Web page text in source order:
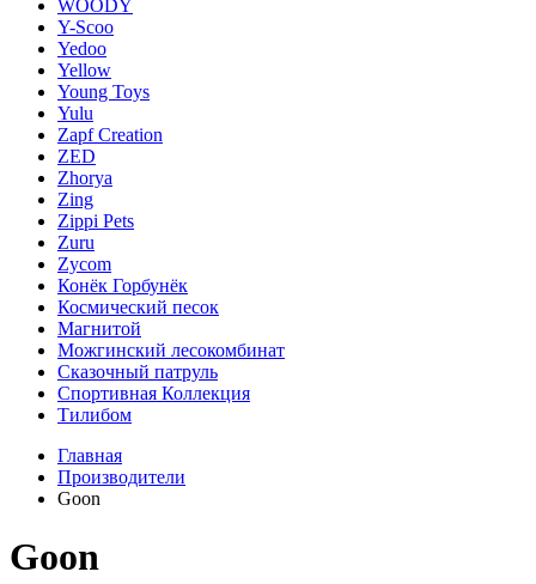
WOODY
Y-Scoo
Yedoo
Yellow
Young Toys
Yulu
Zapf Creation
ZED
Zhorya
Zing
Zippi Pets
Zuru
Zycom
Конёк Горбунёк
Космический песок
Магнитой
Можгинский лесокомбинат
Сказочный патруль
Спортивная Коллекция
Тилибом
Главная
Производители
Goon
Goon